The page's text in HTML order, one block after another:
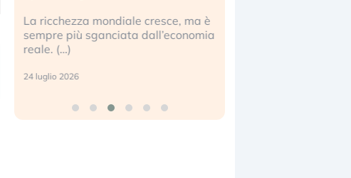
La ricchezza mondiale cresce, ma è
sempre più sganciata dall’economia
reale. (…)
24 luglio 2026